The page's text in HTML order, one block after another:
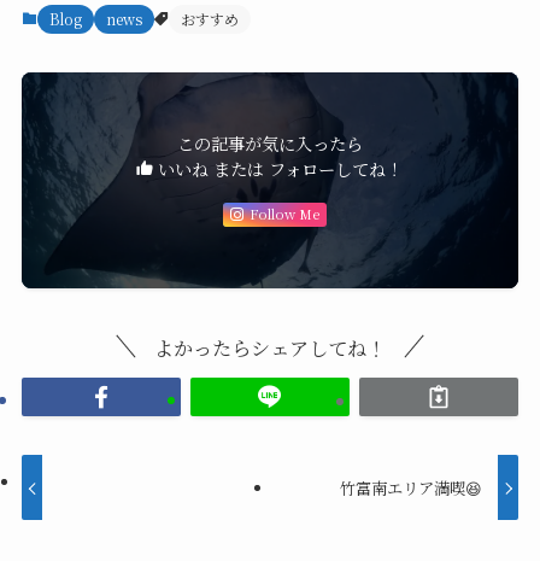
Blog news おすすめ
この記事が気に入ったら
いいね または フォローしてね！
Follow Me
よかったらシェアしてね！
竹富南エリア満喫😆